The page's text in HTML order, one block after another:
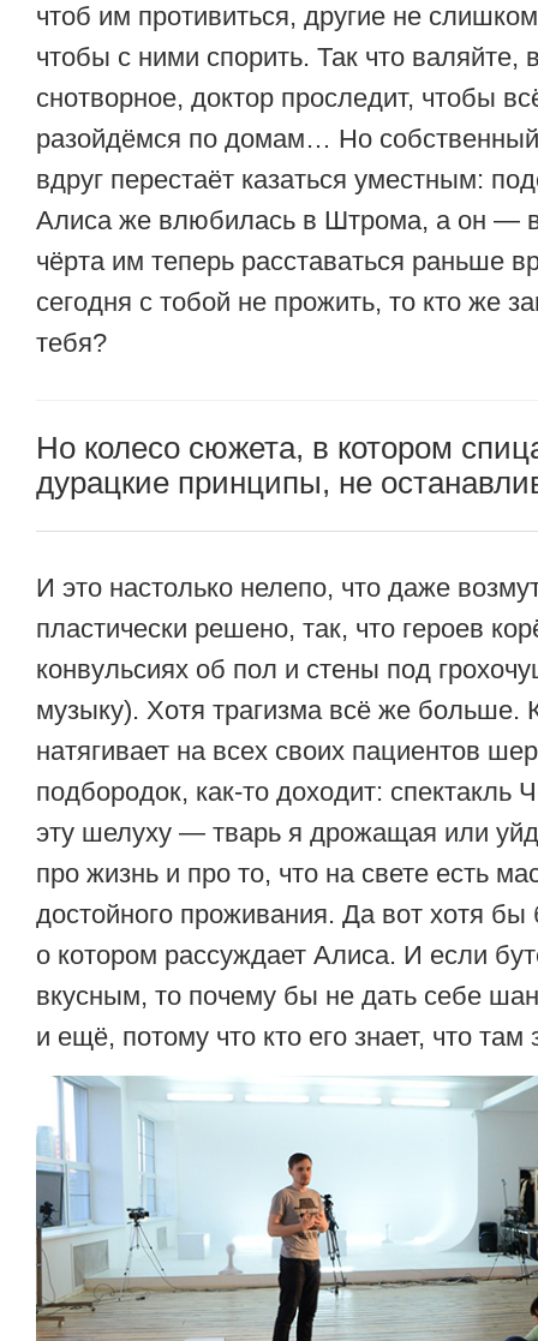
чтоб им противиться, другие не
чтобы с ними спорить. Так что валяйте,
снотворное, доктор проследит, чтобы
разойдёмся по домам… Но
вдруг перестаёт казаться уместным:
Алиса же влюбилась в Штрома, а он — в
чёрта им теперь расставаться раньше
сегодня с тобой не прожить, то кто же
тебя?
Но колесо сюжета, в котором
дурацкие принципы, не
И это настолько нелепо, что даже
пластически решено, так, что героев
конвульсиях об пол и стены под
музыку). Хотя трагизма всё же больше.
натягивает на всех своих пациентов
подбородок, как-то доходит: спектакль
эту шелуху — тварь я дрожащая или
про жизнь и про то, что на свете есть
достойного проживания. Да вот хотя
о котором рассуждает Алиса. И если
вкусным, то почему бы не дать себе
и ещё, потому что кто его знает, что там